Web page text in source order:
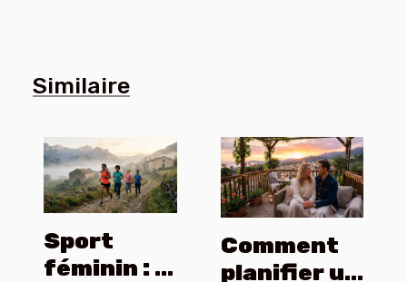
Similaire
Sport
féminin : le
Comment
planifier un